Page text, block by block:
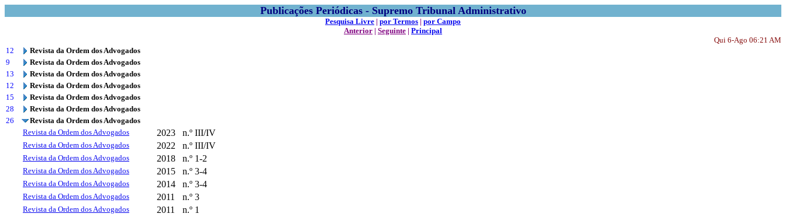
Publicações Periódicas - Supremo Tribunal Administrativo
Pesquisa Livre | por Termos | por Campo
Anterior | Seguinte | Principal
Qui 6-Ago 06:21 AM
12
Revista da Ordem dos Advogados
9
Revista da Ordem dos Advogados
13
Revista da Ordem dos Advogados
12
Revista da Ordem dos Advogados
15
Revista da Ordem dos Advogados
28
Revista da Ordem dos Advogados
26
Revista da Ordem dos Advogados
Revista da Ordem dos Advogados
2023 n.º III/IV
Revista da Ordem dos Advogados 2022 n.º III/IV
Revista da Ordem dos Advogados 2018 n.º 1-2
Revista da Ordem dos Advogados 2015 n.º 3-4
Revista da Ordem dos Advogados 2014 n.º 3-4
Revista da Ordem dos Advogados 2011 n.º 3
Revista da Ordem dos Advogados 2011 n.º 1